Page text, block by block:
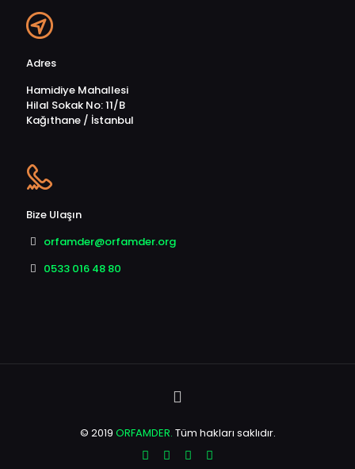
Adres
Hamidiye Mahallesi
Hilal Sokak No: 11/B
Kağıthane / İstanbul
Bize Ulaşın
orfamder@orfamder.org
0533 016 48 80
© 2019 ORFAMDER. Tüm hakları saklıdır.